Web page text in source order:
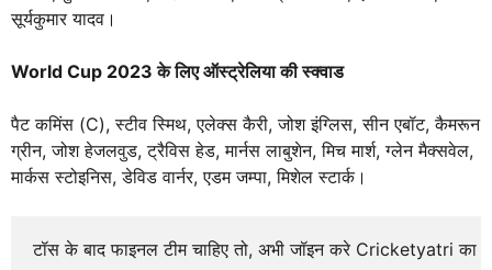
सूर्यकुमार यादव।
World Cup 2023 के लिए ऑस्ट्रेलिया की स्क्वाड
पैट कमिंस (C), स्टीव स्मिथ, एलेक्स कैरी, जोश इंग्लिस, सीन एबॉट, कैमरून
ग्रीन, जोश हेजलवुड, ट्रैविस हेड, मार्नस लाबुशेन, मिच मार्श, ग्लेन मैक्सवेल,
मार्कस स्टोइनिस, डेविड वार्नर, एडम जम्पा, मिशेल स्टार्क।
टॉस के बाद फाइनल टीम चाहिए तो, अभी जॉइन करे Cricketyatri